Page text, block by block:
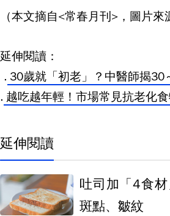
（本文摘自<常春月刊>，圖片
延伸閱讀：
. 30歲就「初老」？中醫師揭30
. 越吃越年輕！市場常見抗老化
延伸閱讀
吐司加「4食
斑點、皺紋